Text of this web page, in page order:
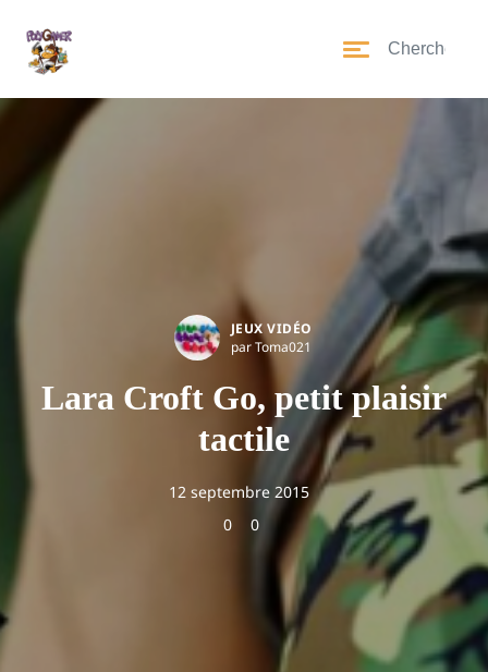
JEUX VIDÉO
par Toma021
Lara Croft Go, petit plaisir
tactile
12 septembre 2015
0
0